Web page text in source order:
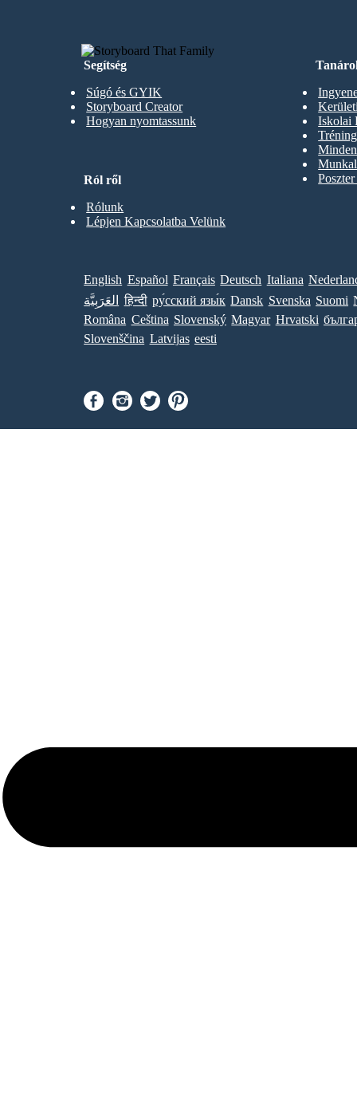
Segítség
Súgó és GYIK
Storyboard Creator
Hogyan nyomtassunk
Iskolai
Ról ről
Rólunk
Lépjen Kapcsolatba Velünk
English Español Français Deutsch Italiana
العَرَبِيَّة
हिन्दी ру́сский язы́к Dansk Svenska Suomi
Româna Ceština Slovenský Magyar Hrvatski
Slovenščina Latvijas eesti